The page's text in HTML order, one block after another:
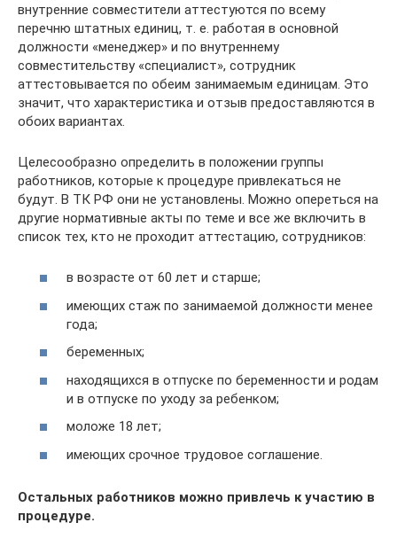
внутренние совместители аттестуются по всему
перечню штатных единиц, т. е. работая в основной
должности «менеджер» и по внутреннему
совместительству «специалист», сотрудник
аттестовывается по обеим занимаемым единицам. Это
значит, что характеристика и отзыв предоставляются в
обоих вариантах.
Целесообразно определить в положении группы
работников, которые к процедуре привлекаться не
будут. В ТК РФ они не установлены. Можно опереться на
другие нормативные акты по теме и все же включить в
список тех, кто не проходит аттестацию, сотрудников:
в возрасте от 60 лет и старше;
имеющих стаж по занимаемой должности менее
года;
беременных;
находящихся в отпуске по беременности и родам
и в отпуске по уходу за ребенком;
моложе 18 лет;
имеющих срочное трудовое соглашение.
Остальных работников можно привлечь к участию в
процедуре.